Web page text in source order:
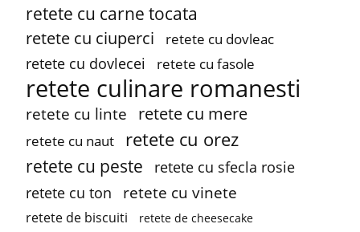
retete cu carne tocata
retete cu ciuperci retete cu dovleac
retete cu dovlecei retete cu fasole
retete culinare romanesti
retete cu linte retete cu mere
retete cu naut
retete cu orez
retete cu peste
retete cu sfecla rosie
retete cu ton
retete cu vinete
retete de biscuiti retete de cheesecake